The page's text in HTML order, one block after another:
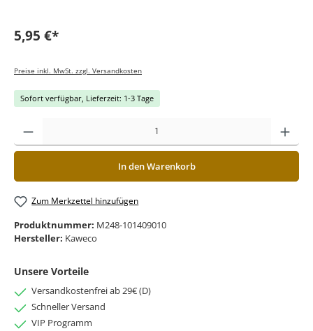
5,95 €*
Preise inkl. MwSt. zzgl. Versandkosten
Sofort verfügbar, Lieferzeit: 1-3 Tage
In den Warenkorb
Zum Merkzettel hinzufügen
Produktnummer: M248-101409010
Hersteller: Kaweco
Unsere Vorteile
Versandkostenfrei ab 29€ (D)
Schneller Versand
VIP Programm